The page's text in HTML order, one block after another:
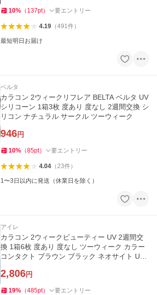
10% （ 137pt） 要エントリー
4.19（491件）
最短明日お届け
ベルタ
カラコン 2ウィークリフレア BELTA ベルタ UV
シリコーン 1箱3枚 度あり 度なし 2週間交換 シ
リコン ナチュラル サークル ツーウィーク
946円
10% （85pt） 要エントリー
4.04（23件）
1〜3日以内に発送（休業日を除く）
アイレ
カラコン 2ウィークビューティー UV 2週間交
換 1箱6枚 度あり 度なし ツーウィーク カラー
コンタクト ブラウン ブラック ネオサイト UV
2,806円
19% （485pt） 要エントリー